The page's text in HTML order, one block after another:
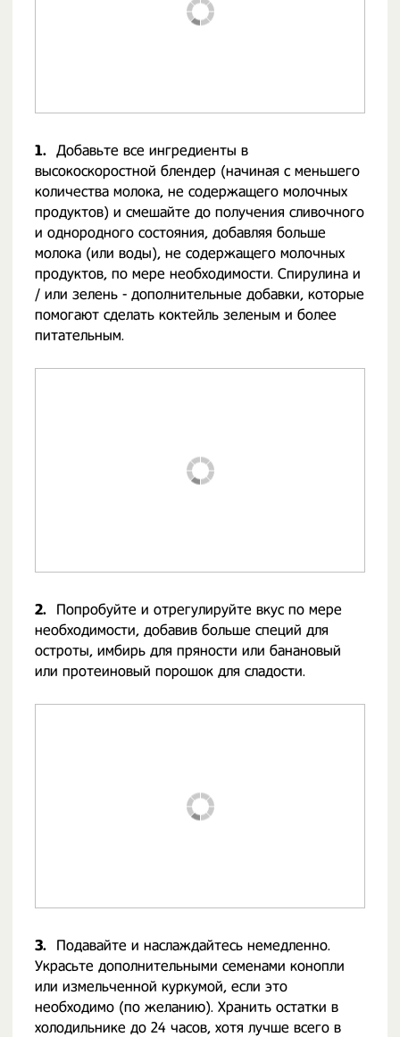
1. Добавьте все ингредиенты в
высокоскоростной блендер (начиная с меньшего
количества молока, не содержащего молочных
продуктов) и смешайте до получения сливочного
и однородного состояния, добавляя больше
молока (или воды), не содержащего молочных
продуктов, по мере необходимости. Спирулина и
/ или зелень - дополнительные добавки, которые
помогают сделать коктейль зеленым и более
питательным.
2.
Попробуйте и отрегулируйте вкус по мере
необходимости, добавив больше специй для
остроты, имбирь для пряности или банановый
или протеиновый порошок для сладости.
3.
Подавайте и наслаждайтесь немедленно.
Украсьте дополнительными семенами конопли
или измельченной куркумой, если это
необходимо (по желанию). Хранить остатки в
холодильнике до 24 часов, хотя лучше всего в